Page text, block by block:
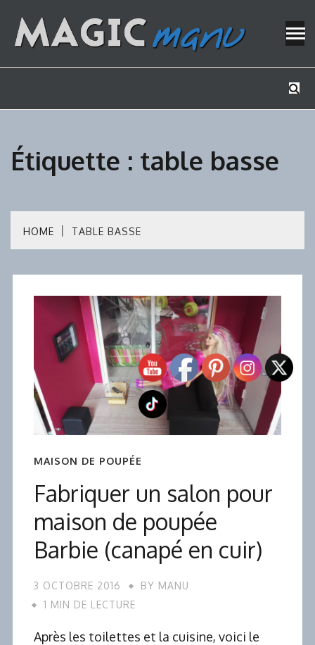
content
Étiquette : table basse
HOME TABLE BASSE
MAISON DE POUPÉE
Fabriquer un salon pour
maison de poupée
Barbie (canapé en cuir)
3 OCTOBRE 2016 BY MANU
1 MIN DE LECTURE
Après les toilettes et la cuisine, voici le